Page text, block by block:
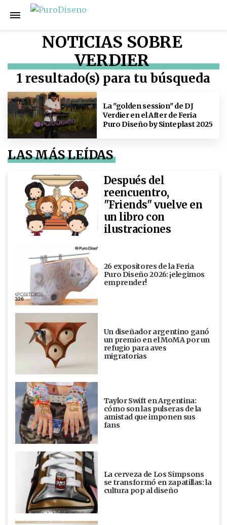
NOTICIAS SOBRE
VERDIER
1 resultado(s) para tu búsqueda
La "golden session" de DJ
Verdier en el After de Feria
Puro Diseño by Sinteplast 2025
LAS MÁS LEÍDAS
Después del
reencuentro,
"Friends" vuelve en
un libro con
ilustraciones
26 expositores de la Feria
Puro Diseño 2026: ¡elegimos
emprender!
Un diseñador argentino ganó
un premio en el MoMA por un
refugio para aves
migratorias
Taylor Swift en Argentina:
cómo son las pulseras de la
amistad que imponen sus
fans
La cerveza de Los Simpsons
se transformó en zapatillas: la
cultura pop al diseño